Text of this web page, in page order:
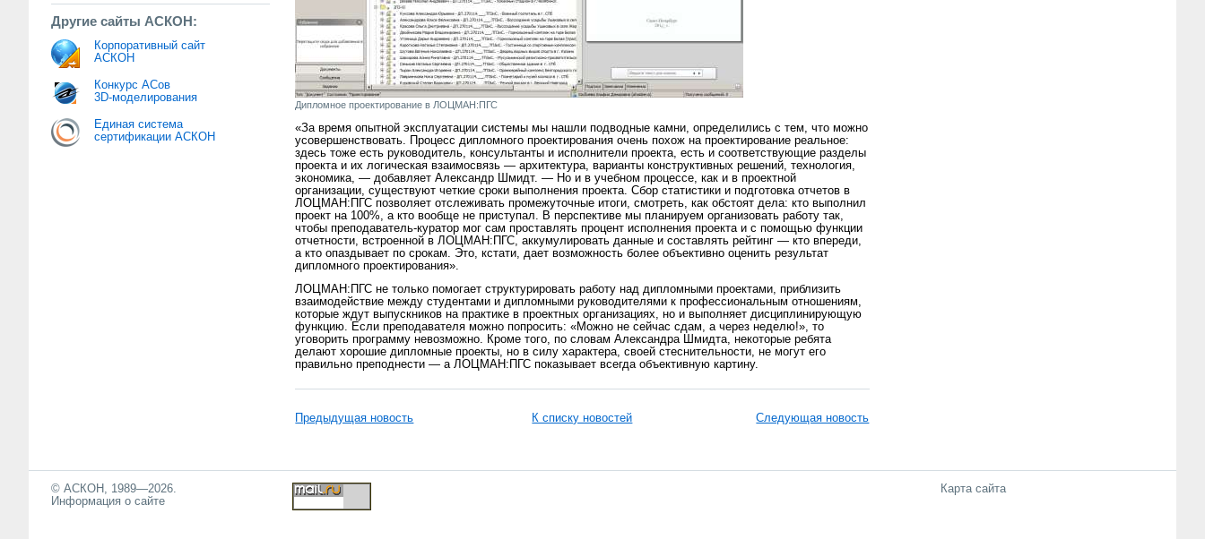
Другие сайты АСКОН:
Корпоративный сайт
АСКОН
Конкурс АСов
3D-моделирования
Единая система
сертификации АСКОН
Дипломное проектирование в ЛОЦМАН:ПГС
«За время опытной эксплуатации системы мы нашли подводные камни, определились с тем, что можно
усовершенствовать. Процесс дипломного проектирования очень похож на проектирование реальное:
здесь тоже есть руководитель, консультанты и исполнители проекта, есть и соответствующие разделы
проекта и их логическая взаимосвязь — архитектура, варианты конструктивных решений, технология,
экономика, — добавляет Александр Шмидт. — Но и в учебном процессе, как и в проектной
организации, существуют четкие сроки выполнения проекта. Сбор статистики и подготовка отчетов в
ЛОЦМАН:ПГС позволяет отслеживать промежуточные итоги, смотреть, как обстоят дела: кто выполнил
проект на 100%, а кто вообще не приступал. В перспективе мы планируем организовать работу так,
чтобы преподаватель-куратор мог сам проставлять процент исполнения проекта и с помощью функции
отчетности, встроенной в ЛОЦМАН:ПГС, аккумулировать данные и составлять рейтинг — кто впереди,
а кто опаздывает по срокам. Это, кстати, дает возможность более объективно оценить результат
дипломного проектирования».
ЛОЦМАН:ПГС не только помогает структурировать работу над дипломными проектами, приблизить
взаимодействие между студентами и дипломными руководителями к профессиональным отношениям,
которые ждут выпускников на практике в проектных организациях, но и выполняет дисциплинирующую
функцию. Если преподавателя можно попросить: «Можно не сейчас сдам, а через неделю!», то
уговорить программу невозможно. Кроме того, по словам Александра Шмидта, некоторые ребята
делают хорошие дипломные проекты, но в силу характера, своей стеснительности, не могут его
правильно преподнести — а ЛОЦМАН:ПГС показывает всегда объективную картину.
Предыдущая новость К списку новостей Следующая новость
© АСКОН, 1989—2026.
Информация о сайте
Карта сайта